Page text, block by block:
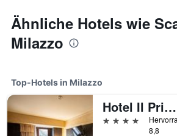
Ähnliche Hotels wie
Milazzo
Top-Hotels in Milazzo
Hotel Il Principe
4 Sterne
8,8